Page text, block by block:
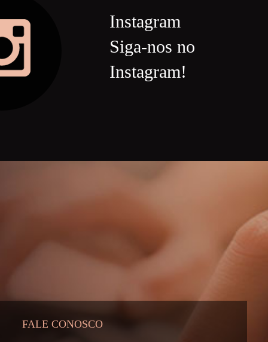
Instagram
Siga-nos no
Instagram!
FALE CONOSCO